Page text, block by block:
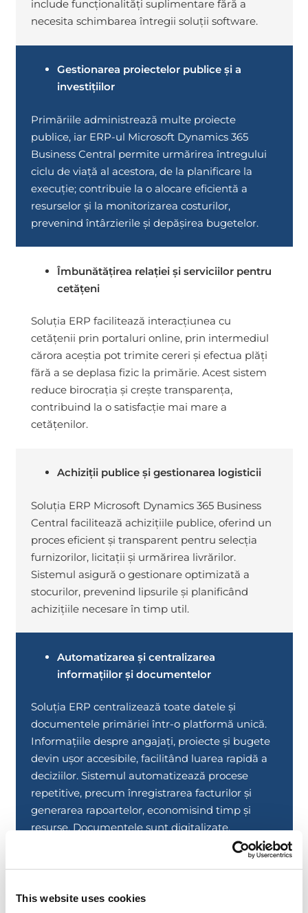
This website uses cookies
include funcționalități suplimentare fără a
necesita schimbarea întregii soluții software.
Gestionarea proiectelor publice și a
investițiilor
Primăriile administrează multe proiecte
publice, iar ERP-ul Microsoft Dynamics 365
Business Central permite urmărirea întregului
ciclu de viață al acestora, de la planificare la
execuție; contribuie la o alocare eficientă a
resurselor și la monitorizarea costurilor,
prevenind întârzierile și depășirea bugetelor.
Îmbunătățirea relației și serviciilor pentru
cetățeni
Soluția ERP facilitează interacțiunea cu
cetățenii prin portaluri online, prin intermediul
cărora aceștia pot trimite cereri și efectua plăți
fără a se deplasa fizic la primărie. Acest sistem
reduce birocrația și crește transparența,
contribuind la o satisfacție mai mare a
cetățenilor.
Achiziții publice și gestionarea logisticii
Soluția ERP Microsoft Dynamics 365 Business
Central facilitează achizițiile publice, oferind un
proces eficient și transparent pentru selecția
furnizorilor, licitații și urmărirea livrărilor.
Sistemul asigură o gestionare optimizată a
stocurilor, prevenind lipsurile și planificând
achizițiile necesare în timp util.
Automatizarea și centralizarea
informațiilor și documentelor
Soluția ERP centralizează toate datele și
documentele primăriei într-o platformă unică.
Informațiile despre angajați, proiecte și bugete
devin ușor accesibile, facilitând luarea rapidă a
deciziilor. Sistemul automatizează procese
repetitive, precum înregistrarea facturilor și
generarea rapoartelor, economisind timp și
resurse. Documentele sunt digitalizate,
eliminând utilizarea hârtiei și riscul pierderii